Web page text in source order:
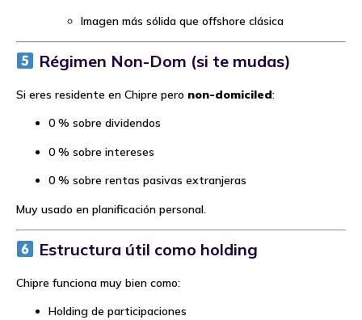
Imagen más sólida que offshore clásica
Régimen Non-Dom (si te mudas)
Si eres residente en Chipre pero non-domiciled:
0 % sobre dividendos
0 % sobre intereses
0 % sobre rentas pasivas extranjeras
Muy usado en planificación personal.
Estructura útil como holding
Chipre funciona muy bien como:
Holding de participaciones